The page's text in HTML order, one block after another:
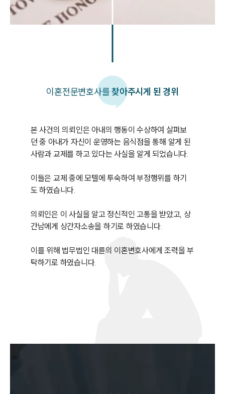
이혼전문변호사를찾아주시게 된 경위
본 사건의 의뢰인은 아내의 행동이 수상하여 살펴보
던 중 아내가 자신이 운영하는 음식점을 통해 알게 된
사람과 교제를 하고 있다는 사실을 알게 되었습니다.
이들은 교제 중에 모텔에 투숙하여 부정행위를 하기
도 하였습니다.
의뢰인은 이 사실을 알고 정신적인 고통을 받았고, 상
간남에게 상간자소송을 하기로 하였습니다.
이를 위해 법무법인 대륜의 이혼변호사에게 조력을 부